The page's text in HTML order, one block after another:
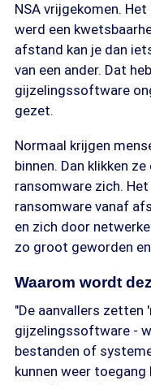
NSA vrijgekomen.
werd een
afstand kan je dan
van een ander. Dat
gijzelingssoftware
gezet.
Normaal krijgen
binnen. Dan klikken
ransomware zich.
ransomware vanaf
en zich door
zo groot geworden
Waarom wordt
"De aanvallers zetten
gijzelingssoftware -
bestanden of
kunnen weer